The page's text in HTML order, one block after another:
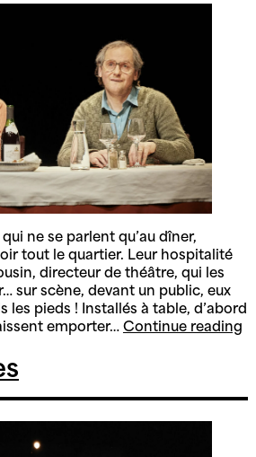
ne se parlent qu’au dîner,
tout le quartier. Leur hospitalité
directeur de théâtre, qui les
sur scène, devant un public, eux
les pieds ! Installés à table, d’abord
emporter… Continue reading